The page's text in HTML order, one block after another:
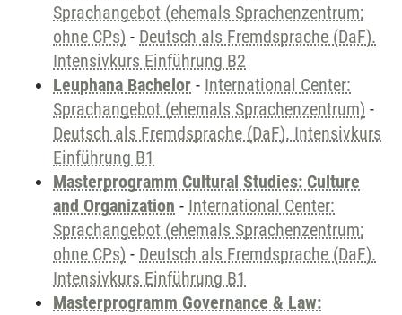
Sprachangebot (ehemals Sprachenzentrum;
ohne CPs) - Deutsch als Fremdsprache (DaF).
Intensivkurs Einführung B2
Leuphana Bachelor - International Center:
Sprachangebot (ehemals Sprachenzentrum) -
Deutsch als Fremdsprache (DaF). Intensivkurs
Einführung B1
Masterprogramm Cultural Studies: Culture
and Organization - International Center:
Sprachangebot (ehemals Sprachenzentrum;
ohne CPs) - Deutsch als Fremdsprache (DaF).
Intensivkurs Einführung B1
Masterprogramm Governance & Law: